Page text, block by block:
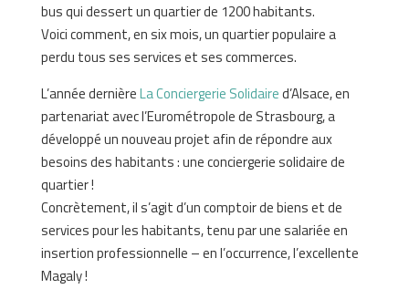
bus qui dessert un quartier de 1200 habitants.
Voici comment, en six mois, un quartier populaire a
perdu tous ses services et ses commerces.
L’année dernièreLa Conciergerie Solidaired’Alsace, en
partenariat avec l’Eurométropole de Strasbourg, a
développé un nouveau projet afin de répondre aux
besoins des habitants : une conciergerie solidaire de
quartier !
Concrètement, il s’agit d’un comptoir de biens et de
services pour les habitants, tenu par une salariée en
insertion professionnelle – en l’occurrence, l’excellente
Magaly !